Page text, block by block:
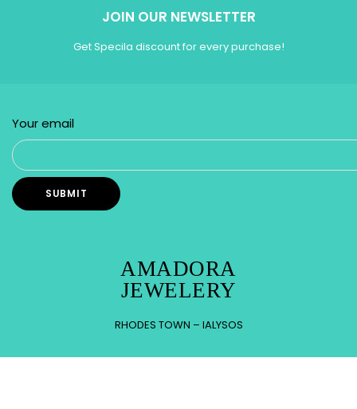
JOIN OUR NEWSLETTER
Get Specila discount for every purchase!
Your email
AMADORA
JEWELERY
RHODES TOWN – IALYSOS